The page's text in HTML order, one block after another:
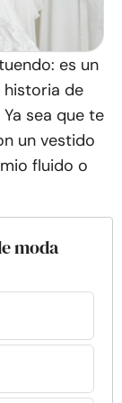
es un
historia de
sea que te
un vestido
fluido o
moda